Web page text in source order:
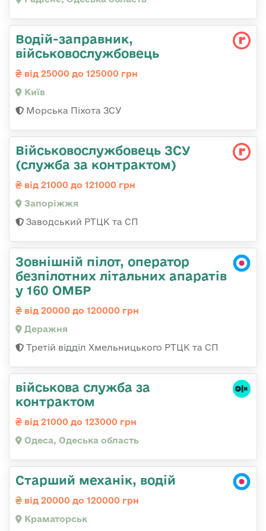
Водій-заправник,
військовослужбовець
від 25000 до 125000 грн
Київ
Морська Піхота ЗСУ
Військовослужбовець ЗСУ
(служба за контрактом)
від 21000 до 121000 грн
Запоріжжя
Заводський РТЦК та СП
Зовнішній пілот, оператор
безпілотних літальних апаратів
у 160 ОМБР
від 20000 до 120000 грн
Деражня
Третій відділ Хмельницького РТЦК та СП
військова служба за
контрактом
від 21000 до 123000 грн
Одеса, Одеська область
Старший механік, водій
від 20000 до 120000 грн
Краматорськ